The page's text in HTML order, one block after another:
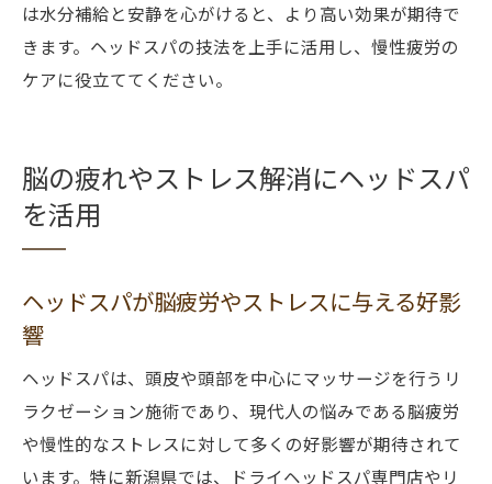
は水分補給と安静を心がけると、より高い効果が期待で
きます。ヘッドスパの技法を上手に活用し、慢性疲労の
ケアに役立ててください。
脳の疲れやストレス解消にヘッドスパ
を活用
ヘッドスパが脳疲労やストレスに与える好影
響
ヘッドスパは、頭皮や頭部を中心にマッサージを行うリ
ラクゼーション施術であり、現代人の悩みである脳疲労
や慢性的なストレスに対して多くの好影響が期待されて
います。特に新潟県では、ドライヘッドスパ専門店やリ